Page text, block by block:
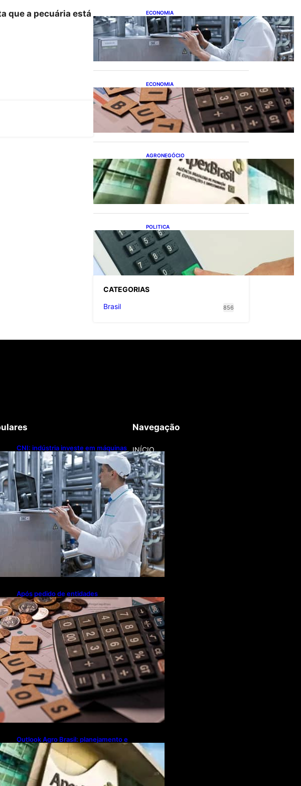
que a pecuária está
ECONOMIA
CNI: indústria investe em
máquinas novas, mas
modernização tecnológica
avança lentamente
ECONOMIA
Após pedido de entidades
empresariais, Receita
flexibiliza regras da
Reforma Tributária
AGRONEGÓCIO
Outlook Agro Brasil:
planejamento e inovação
pautam debates sobre
futuro do agronegócio
POLITICA
Viracasacas? Em 2022, 259
municípios votaram mais
em Lula no 1º turno e em
Jair no 2º
CATEGORIAS
Brasil
856
CNI: indústria investe em máquinas
novas, mas modernização
tecnológica avança lentamente
Após pedido de entidades
empresariais, Receita flexibiliza
regras da Reforma Tributária
Outlook Agro Brasil: planejamento e
inovação pautam debates sobre
futuro do agronegócio
Navegação
INÍCIO